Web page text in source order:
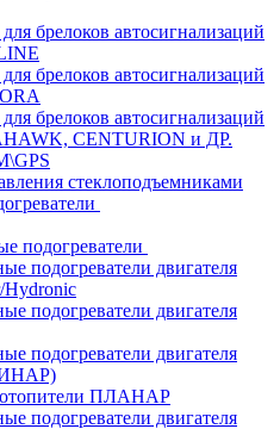
брелоков автосигнализаций
брелоков автосигнализаций
брелоков автосигнализаций
CENTURION и ДР.
стеклоподъемниками
подогреватели
подогреватели двигателя
Hydronic
подогреватели двигателя
подогреватели двигателя
ПЛАНАР
подогреватели двигателя